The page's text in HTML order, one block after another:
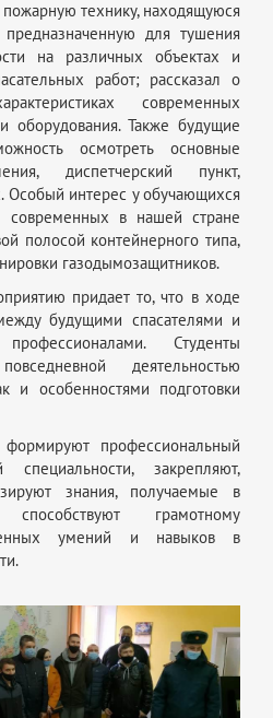
технику, находящуюся
для тушения
на различных объектах и
работ; рассказал о
современных
оборудования. Также будущие
осмотреть основные
диспетчерский пункт,
Особый интерес у обучающихся
в нашей стране
полосой контейнерного типа,
газодымозащитников.
придает то, что в ходе
будущими спасателями и
Студенты
деятельностью
и особенностями подготовки
профессиональный
закрепляют,
знания, получаемые в
грамотному
умений и навыков в